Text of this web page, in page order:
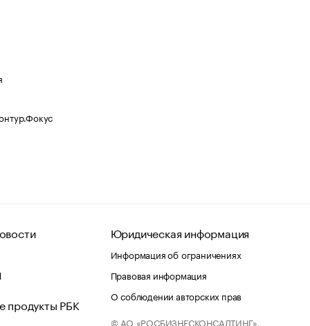
продукты РБК
Юридическая информация
Информация об ограничениях
Правовая информация
О соблюдении авторских прав
© АО «РОСБИЗНЕСКОНСАЛТИНГ»,